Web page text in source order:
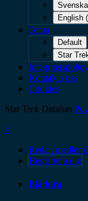
English
Tema
Default
Star
Integritetspolicy
Kontakta oss
Cookies
Star Trek Databas
×
Redan
Registrera dig
Bläddra